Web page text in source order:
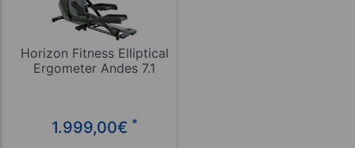
Horizon Fitness Elliptical
Ergometer Andes 7.1
1.999,00€ *